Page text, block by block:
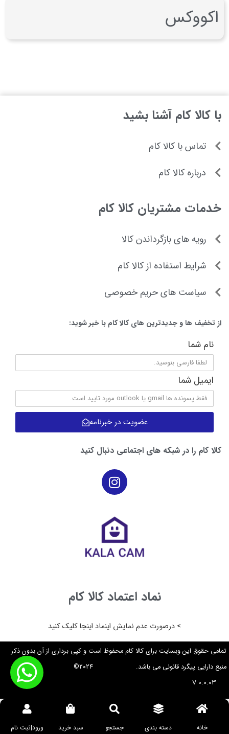
اکووکس
با کالا کام آشنا بشید
تماس با کالا کام
درباره کالا کام
خدمات مشتریان کالا کام
رویه های بازگرداندن کالا
شرایط استفاده از کالا کام
سیاست های حریم خصوصی
از تخفیف ها و جدیدترین های کالا کام با خبر شوید:
نام شما
ایمیل شما
عضویت در خبرنامه
کالا کام را در شبکه های اجتماعی دنبال کنید
نماد اعتماد کالا کام
> درصورت عدم نمایش اینماد اینجا کلیک کنید
تمامی حقوق این وبسایت برای کالا کام محفوظ است و کپی برداری از آن بدون ذکر
منبع دارایی پیگرد قانونی می باشد. ۲۰۲۴©
خانه دسته بندی جستجو سبد خرید ورود|ثبت نام